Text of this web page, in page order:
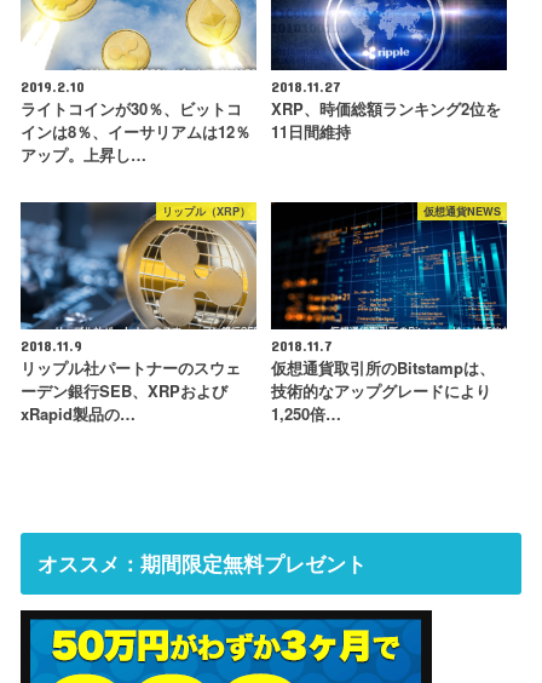
2019.2.10
ライトコインが30％、ビットコ
インは8％、イーサリアムは12％
アップ。上昇し…
2018.11.27
XRP、時価総額ランキング2位を
11日間維持
リップル（XRP）
2018.11.9
リップル社パートナーのスウェ
ーデン銀行SEB、XRPおよび
xRapid製品の…
仮想通貨NEWS
2018.11.7
仮想通貨取引所のBitstampは、
技術的なアップグレードにより
1,250倍…
オススメ：期間限定無料プレゼント